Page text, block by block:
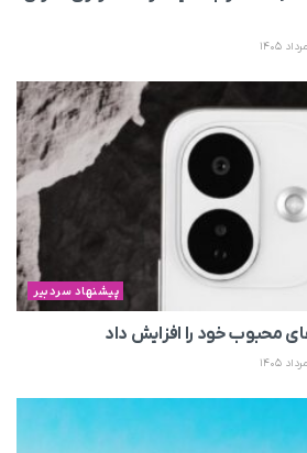
پیشنهاد سردبیر
محبوب خود را افزایش داد